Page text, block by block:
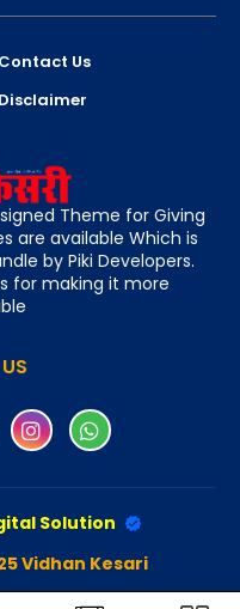
Contact Us
Disclaimer
Theme for Giving
are available Which is
by Piki Developers.
for making it more
Solution
Vidhan Kesari